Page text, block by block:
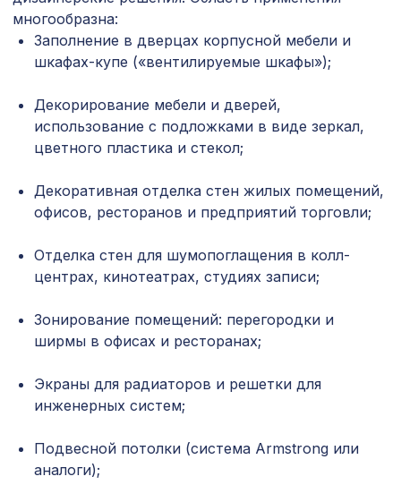
Перфорированная панель КВАДРО 8-
28, 1000х680мм, ХДФ, клён
1110 ₽
2070х930мм, ХДФ, белая
РОМАНИКО КАРЕ, 595х595мм, ХДФ,
Натуральные обои Cosca Traditional
Prints L5050, 0,91 x 6,2 м
1305 ₽
Экран для радиатора, МОДЕРН,
рамка 1200х600мм, перфорация
Квадратные элементы AK01
90x90x24мм, белый грунт, МДФ
Prints L5071, 0,91 x 5,5 м
1030х695мм, ХДФ, дуб сонома
Перфорированная панель КВАДРО
многообразна:
Заполнение в дверцах корпусной мебели и
шкафах-купе («вентилируемые шкафы»);
Декорирование мебели и дверей,
использование с подложками в виде зеркал,
цветного пластика и стекол;
Декоративная отделка стен жилых помещений,
офисов, ресторанов и предприятий торговли;
Отделка стен для шумопоглащения в колл-
центрах, кинотеатрах, студиях записи;
Зонирование помещений: перегородки и
ширмы в офисах и ресторанах;
Экраны для радиаторов и решетки для
инженерных систем;
Подвесной потолки (система Armstrong или
аналоги);